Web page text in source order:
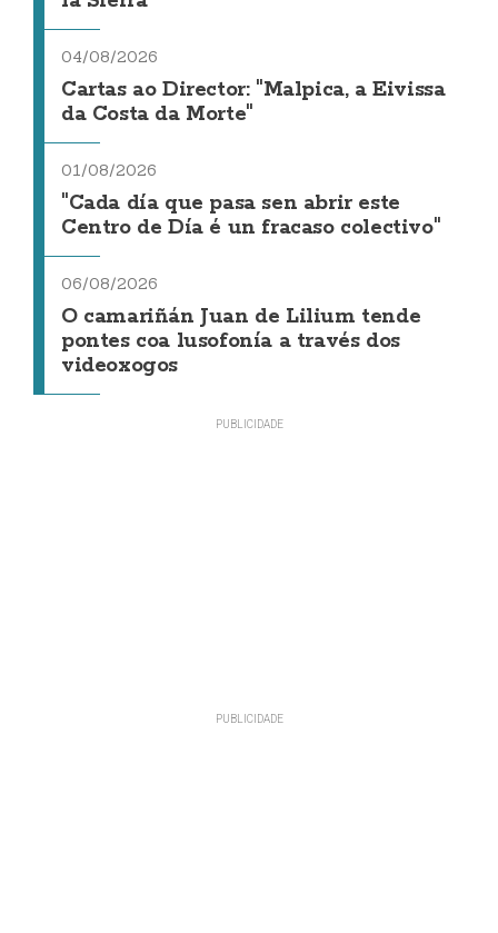
04/08/2026
Cartas ao Director: "Malpica, a Eivissa
da Costa da Morte"
01/08/2026
"Cada día que pasa sen abrir este
Centro de Día é un fracaso colectivo"
06/08/2026
O camariñán Juan de Lilium tende
pontes coa lusofonía a través dos
videoxogos